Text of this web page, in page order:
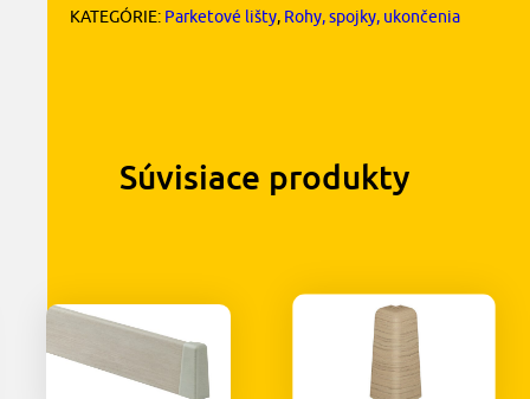
KATEGÓRIE: Parketové lišty, Rohy, spojky, ukončenia
Súvisiace produkty